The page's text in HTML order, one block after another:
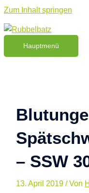
Zum Inhalt springen
Hauptmenü
– SSW
13. April 2019/ Von